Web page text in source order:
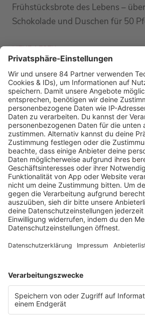
Frühstücksbrote des Lebens –
Schokolade und Duschen für 50
MEHR LESEN
PODCAST-GÄSTE: MEHR
HOME
RADIOS
barba radio
Lagerfeuer
Füße hoch
Schmusekatze
Song Contest
Mädelsabend
Ich hasse Sport
Sonntag Morgen
Strandbar
Putzfimmel